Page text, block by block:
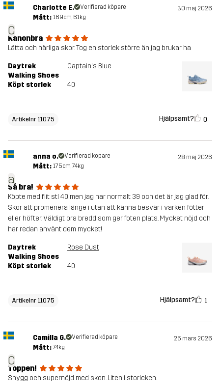
C
Charlotte E. Verifierad köpare 30 maj 2026
Mått: 169cm, 61kg
Kanonbra
Lätta och härliga skor. Tog en storlek större än jag brukar ha
Daytrek
Walking Shoes
Captain's Blue
Köpt storlek 40
Artikelnr 11075 Hjälpsamt? 0
a
anna o. Verifierad köpare 28 maj 2026
Mått: 175cm, 74kg
Så bra!
Köpte med flit stl 40 men jag har normalt 39 och det är jag glad för.
Skor att promenera länge i utan att känna besvär i varken fötter
eller höfter. Väldigt bra bredd som ger foten plats. Mycket nöjd och
har redan använt dem mycket!
Daytrek
Walking Shoes
Rose Dust
Köpt storlek 40
Artikelnr 11075 Hjälpsamt? 1
C
Camilla G. Verifierad köpare 25 mars 2026
Mått: 74kg
Toppen!
Snygg och supernöjd med skon. Liten i storleken.